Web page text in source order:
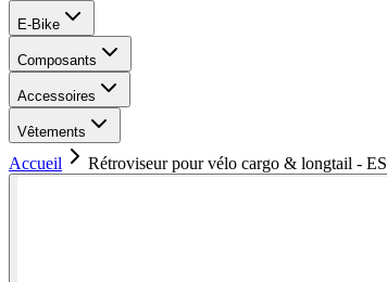
E-Bike
Composants
Accessoires
Vêtements
Accueil Rétroviseur pour vélo cargo & longtail -